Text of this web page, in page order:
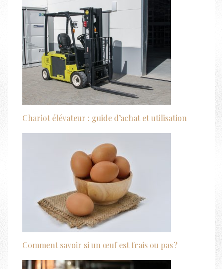
Chariot élévateur : guide d’achat et utilisation
Comment savoir si un œuf est frais ou pas ?